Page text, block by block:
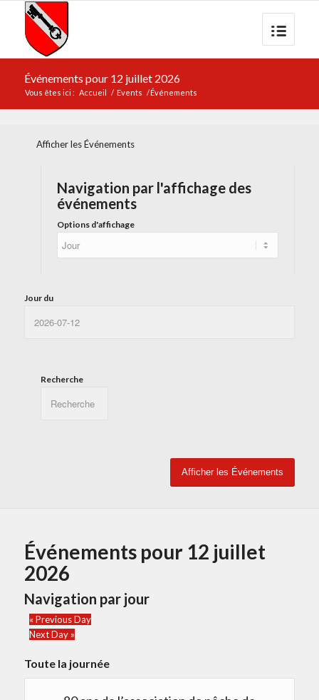
Événements pour 12 juillet 2026
Vous êtes ici : Accueil / Events /Événements
Afficher les Événements
Navigation par l'affichage des
événements
Options d'affichage
Jour du
Recherche
Événements pour 12 juillet
2026
Navigation par jour
« Previous Day
Next Day »
Toute la journée